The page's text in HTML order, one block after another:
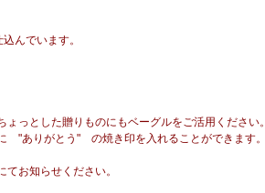
んでいます。
っとした贈りものにもベーグルをご活用ください。
"ありがとう" の焼き印を入れることができます。
お知らせください。